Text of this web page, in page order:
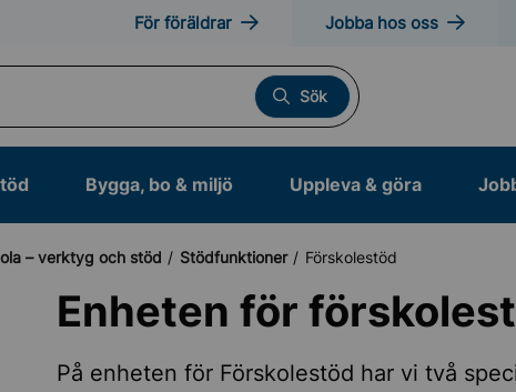
För föräldrar Jobba hos oss
Sök
Bygga, bo & miljö Uppleva & göra
– verktyg och stöd Stödfunktioner Förskolestöd
för Anpassade skolformer
Enheten för
På enheten för Förskolestöd har vi två